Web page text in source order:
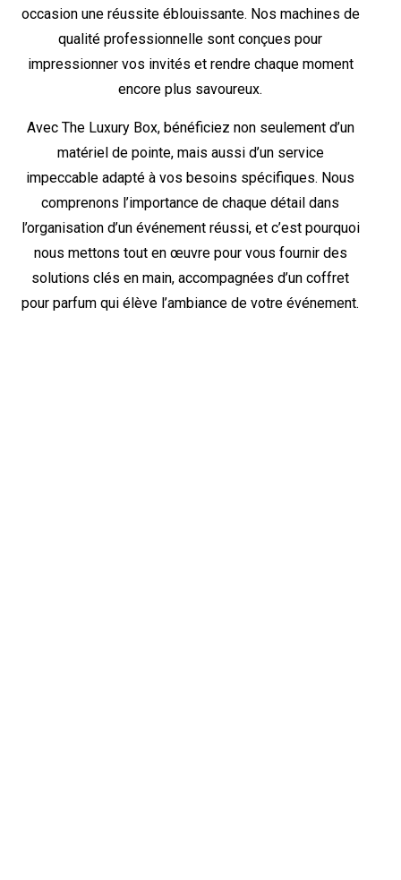
occasion une réussite éblouissante. Nos machines de
qualité professionnelle sont conçues pour
impressionner vos invités et rendre chaque moment
encore plus savoureux.
Avec The Luxury Box, bénéficiez non seulement d’un
matériel de pointe, mais aussi d’un service
impeccable adapté à vos besoins spécifiques. Nous
comprenons l’importance de chaque détail dans
l’organisation d’un événement réussi, et c’est pourquoi
nous mettons tout en œuvre pour vous fournir des
solutions clés en main, accompagnées d’un coffret
pour parfum qui élève l’ambiance de votre événement.